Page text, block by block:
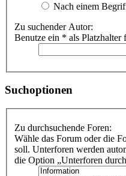
Nach einem
Zu suchender Autor:
Benutze ein * als Platzhalter
Suchoptionen
Zu durchsuchende Foren:
Wähle das Forum oder die
soll. Unterforen werden
die Option „Unterforen